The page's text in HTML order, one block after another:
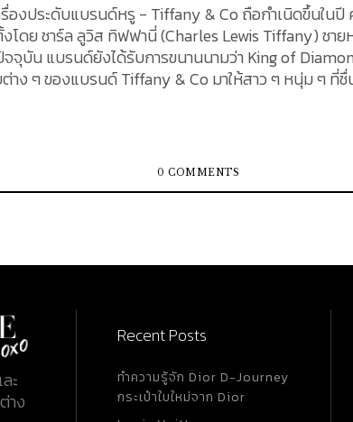
รื่องประดับแบรนด์หรู - Tiffany & Co ถือกำเนิดขึ้นใน
โดย ชาร์ล ลูวิส ทิฟฟานี่ (Charles Lewis Tiffany) ชาย
บรนด์ยังได้รับการขนานนามว่า King of Diamond อีกด้วย ในวันนี้
าง ๆ ของแบรนด์ Tiffany & Co มาให้สาว ๆ หนุ่ม ๆ ที่
อมูล รวมถึงทำการพิจารณาก่อนตัดสินใจซื้อได้จากบทความนี้ค่ะ
อยคอที่มาในลักษณะเรียบง่าย หรูหรา สวยงาม ในแต่ล
าต้องใจ วัสดุที่นำมาสร้างสรรค์สร้อยคอ Tiffany & Co
ไทเทเนียม (Titanium) และผ้าไหม (Silk) โดยมีด้ว
0 COMMENTS
ะ
าง
Recent Posts
ทำความรู้จัก Dior D-Journey
กระเป๋าใบใหม่จาก Dior